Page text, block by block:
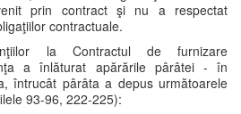
prin contract şi nu a respectat
contractuale.
la Contractul de furnizare
a înlăturat apărările pârâtei - în
întrucât pârâta a depus următoarele
93-96, 222-225):